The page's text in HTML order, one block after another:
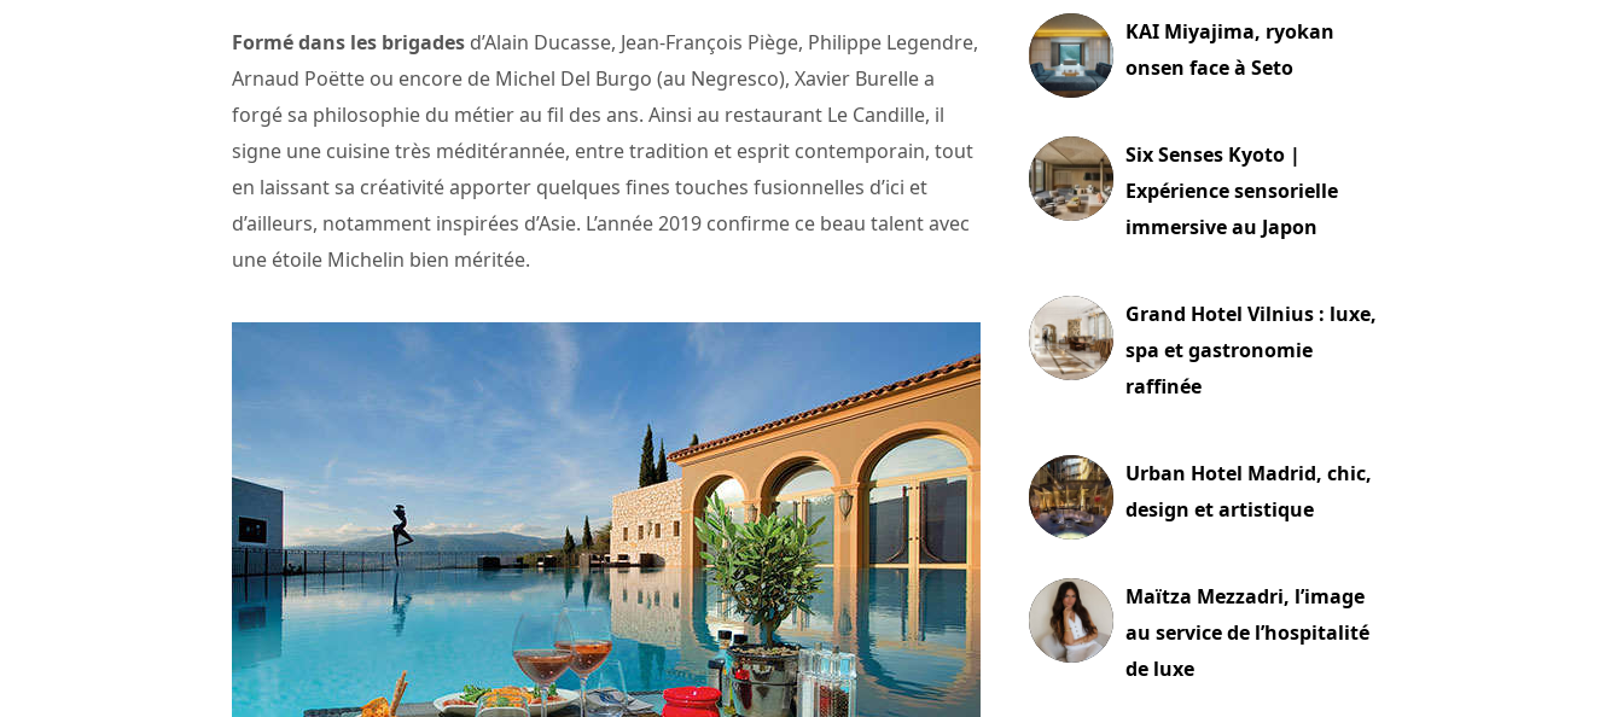
Formé dans les brigades d’Alain Ducasse, Jean-François Piège, Philippe Legendre,
Arnaud Poëtte ou encore de Michel Del Burgo (au Negresco), Xavier Burelle a
forgé sa philosophie du métier au fil des ans. Ainsi au restaurant Le Candille, il
signe une cuisine très méditérannée, entre tradition et esprit contemporain, tout
en laissant sa créativité apporter quelques fines touches fusionnelles d’ici et
d’ailleurs, notamment inspirées d’Asie. L’année 2019 confirme ce beau talent avec
une étoile Michelin bien méritée.
KAI Miyajima, ryokan
onsen face à Seto
Six Senses Kyoto |
Expérience sensorielle
immersive au Japon
Grand Hotel Vilnius : luxe,
spa et gastronomie
raffinée
Urban Hotel Madrid, chic,
design et artistique
Maïtza Mezzadri, l’image
au service de l’hospitalité
de luxe